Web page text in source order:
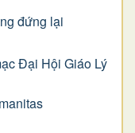
đứng lại
Đại Hội Giáo Lý